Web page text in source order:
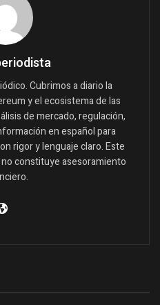
Cubrimos a diario la
y el ecosistema de las
de mercado, regulación,
en español para
rigor y lenguaje claro. Este
constituye asesoramiento